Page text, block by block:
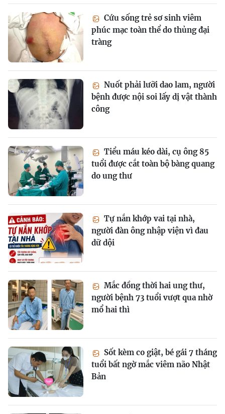
Cứu sống trẻ sơ sinh viêm
phúc mạc toàn thể do thủng đại
tràng
Nuốt phải lưỡi dao lam, người
bệnh được nội soi lấy dị vật thành
công
Tiểu máu kéo dài, cụ ông 85
tuổi được cắt toàn bộ bàng quang
do ung thư
Tự nắn khớp vai tại nhà,
người đàn ông nhập viện vì đau
dữ dội
Mắc đồng thời hai ung thư,
người bệnh 73 tuổi vượt qua nhờ
mổ hai thì
Sốt kèm co giật, bé gái 7 tháng
tuổi bất ngờ mắc viêm não Nhật
Bản